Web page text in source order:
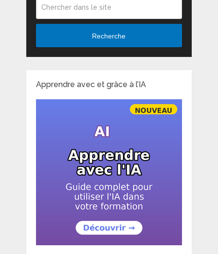
Recherche
Apprendre avec et grâce à l’IA